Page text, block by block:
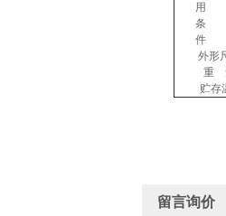
用
条
件
外形
重
贮存
留言询价